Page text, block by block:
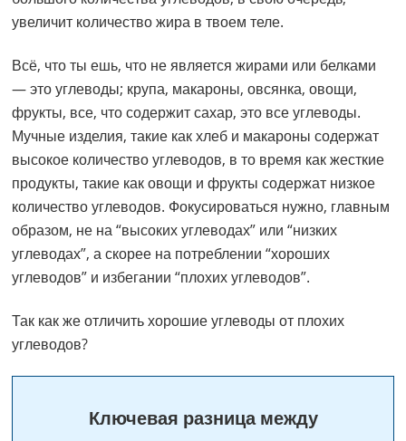
увеличит количество жира в твоем теле.
Всё, что ты ешь, что не является жирами или белками
— это углеводы; крупа, макароны, овсянка, овощи,
фрукты, все, что содержит сахар, это все углеводы.
Мучные изделия, такие как хлеб и макароны содержат
высокое количество углеводов, в то время как жесткие
продукты, такие как овощи и фрукты содержат низкое
количество углеводов. Фокусироваться нужно, главным
образом, не на “высоких углеводах” или “низких
углеводах”, а скорее на потреблении “хороших
углеводов” и избегании “плохих углеводов”.
Так как же отличить хорошие углеводы от плохих
углеводов?
Ключевая разница между